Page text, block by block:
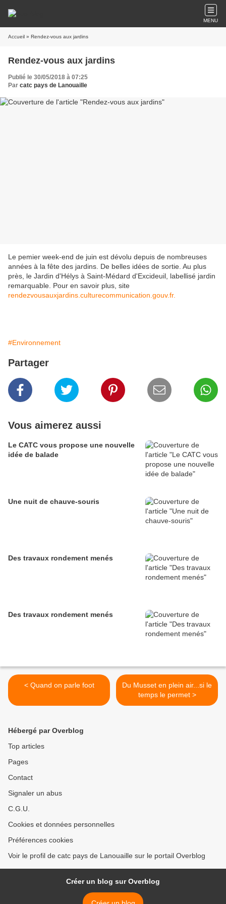
MENU
Accueil » Rendez-vous aux jardins
Rendez-vous aux jardins
Publié le 30/05/2018 à 07:25
Par catc pays de Lanouaille
Le pemier week-end de juin est dévolu depuis de nombreuses
années à la fête des jardins. De belles idées de sortie. Au plus
près, le Jardin d'Hélys à Saint-Médard d'Excideuil, labellisé jardin
remarquable. Pour en savoir plus, site
rendezvousauxjardins.culturecommunication.gouv.fr.
#Environnement
Partager
Vous aimerez aussi
Le CATC vous propose une nouvelle
idée de balade
Une nuit de chauve-souris
Des travaux rondement menés
Des travaux rondement menés
< Quand on parle foot
Du Musset en plein air...si le
temps le permet >
Hébergé par Overblog
Top articles
Pages
Contact
Signaler un abus
C.G.U.
Cookies et données personnelles
Préférences cookies
Voir le profil de catc pays de Lanouaille sur le portail Overblog
Créer un blog sur Overblog